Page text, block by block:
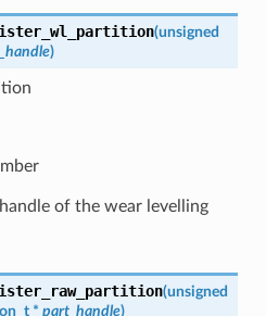
(unsigned
)
of the wear levelling
(unsigned
* part_handle)